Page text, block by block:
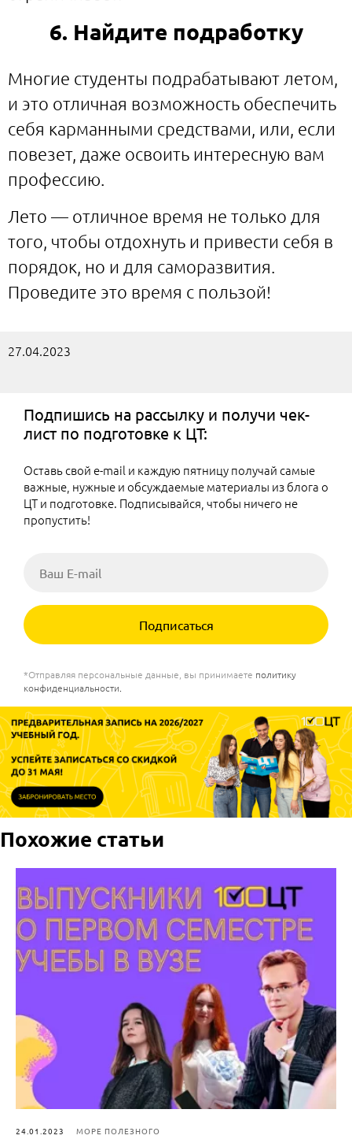
6. Найдите подработку
Многие студенты подрабатывают летом,
и это отличная возможность обеспечить
себя карманными средствами, или, если
повезет, даже освоить интересную вам
профессию.
Лето — отличное время не только для
того, чтобы отдохнуть и привести себя в
порядок, но и для саморазвития.
Проведите это время с пользой!
27.04.2023
Подпишись на рассылку и получи чек-
лист по подготовке к ЦТ:
Оставь свой e-mail и каждую пятницу получай самые
важные, нужные и обсуждаемые материалы из блога о
ЦТ и подготовке. Подписывайся, чтобы ничего не
пропустить!
Подписаться
*Отправляя персональные данные, вы принимаете политику
конфиденциальности
Похожие статьи
24.01.2023 МОРЕ ПОЛЕЗНОГО